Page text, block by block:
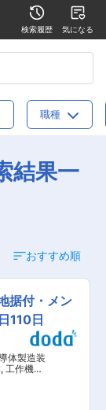
検索履歴 気になる
職種
結果一
おすすめ順
据付・メン
110日
体製造装
, 工作機
ント機